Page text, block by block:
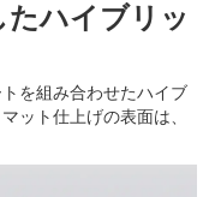
ハイブリッ
を組み合わせたハイブ
ット仕上げの表面は、